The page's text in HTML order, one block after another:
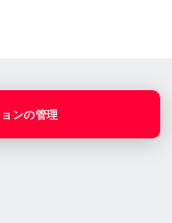
ンの管理